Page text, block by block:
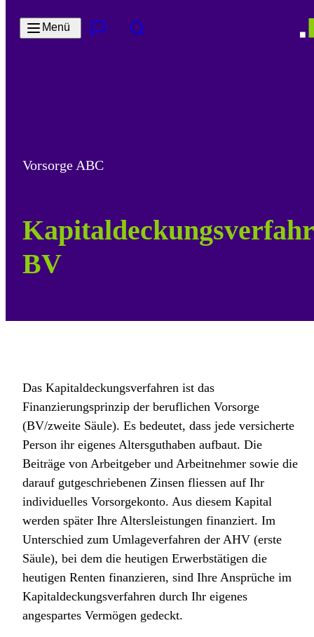
Menü
Vorsorge ABC
BV
Das Kapitaldeckungsverfahren ist das
Finanzierungsprinzip der beruflichen Vorsorge
(BV/zweite Säule). Es bedeutet, dass jede versicherte
Person ihr eigenes Altersguthaben aufbaut. Die
Beiträge von Arbeitgeber und Arbeitnehmer sowie die
darauf gutgeschriebenen Zinsen fliessen auf Ihr
individuelles Vorsorgekonto. Aus diesem Kapital
werden später Ihre Altersleistungen finanziert. Im
Unterschied zum Umlageverfahren der AHV (erste
Säule), bei dem die heutigen Erwerbstätigen die
heutigen Renten finanzieren, sind Ihre Ansprüche im
Kapitaldeckungsverfahren durch Ihr eigenes
angespartes Vermögen gedeckt.